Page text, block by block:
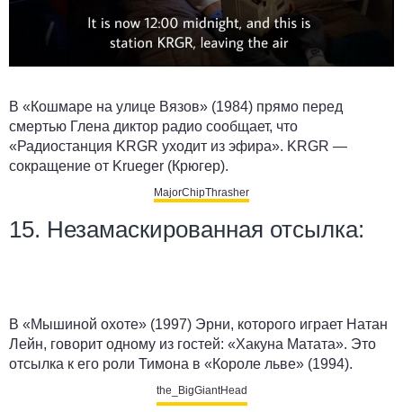
В «Кошмаре на улице Вязов» (1984) прямо перед
смертью Глена диктор радио сообщает, что
«Радиостанция KRGR уходит из эфира». KRGR —
сокращение от Krueger (Крюгер).
MajorChipThrasher
15. Незамаскированная отсылка:
В «Мышиной охоте» (1997) Эрни, которого играет Натан
Лейн, говорит одному из гостей: «Хакуна Матата». Это
отсылка к его роли Тимона в «Короле льве» (1994).
the_BigGiantHead